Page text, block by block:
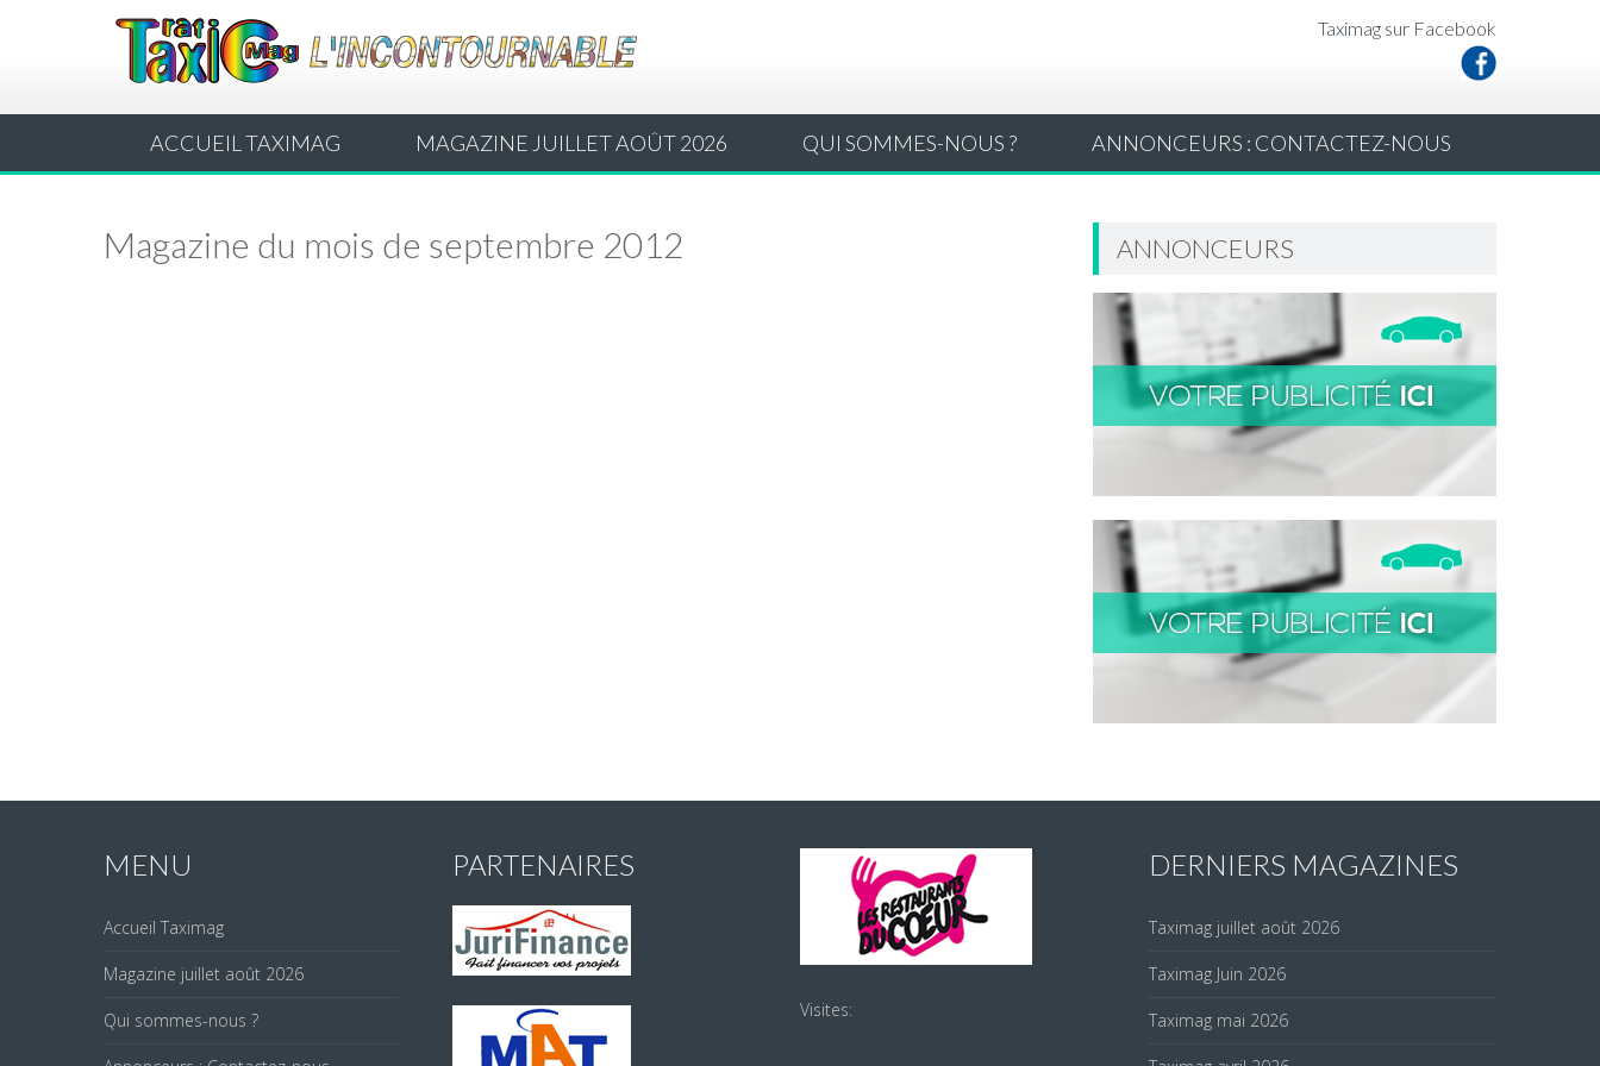
Taximag sur Facebook
ACCUEIL TAXIMAG MAGAZINE JUILLET AOÛT 2026 QUI SOMMES-NOUS ? ANNONCEURS : CONTACTEZ-NOUS
Magazine du mois de septembre 2012 ANNONCEURS
MENU
Accueil Taximag
Magazine juillet août 2026
Qui sommes-nous ?
PARTENAIRES
Visites:
DERNIERS MAGAZINES
Taximag juillet août 2026
Taximag Juin 2026
Taximag mai 2026